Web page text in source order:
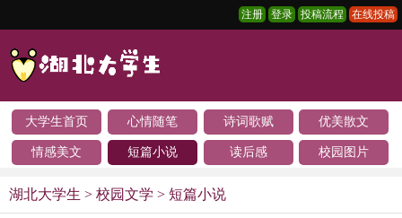
注册 登录 投稿流程 在线投稿
大学生首页 心情随笔 诗词歌赋 优美散文
情感美文 短篇小说 读后感 校园图片
湖北大学生 > 校园文学 > 短篇小说